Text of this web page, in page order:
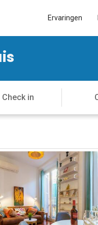
Ervaringen